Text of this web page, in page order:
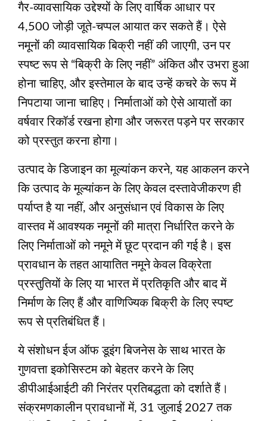
गैर-व्यावसायिक उद्देश्यों के लिए वार्षिक आधार पर
4,500 जोड़ी जूते-चप्पल आयात कर सकते हैं। ऐसे
नमूनों की व्यावसायिक बिक्री नहीं की जाएगी, उन पर
स्पष्ट रूप से “बिक्री के लिए नहीं” अंकित और उभरा हुआ
होना चाहिए, और इस्तेमाल के बाद उन्हें कचरे के रूप में
निपटाया जाना चाहिए। निर्माताओं को ऐसे आयातों का
वर्षवार रिकॉर्ड रखना होगा और जरूरत पड़ने पर सरकार
को प्रस्तुत करना होगा।
उत्पाद के डिजाइन का मूल्यांकन करने, यह आकलन करने
कि उत्पाद के मूल्यांकन के लिए केवल दस्तावेजीकरण ही
पर्याप्त है या नहीं, और अनुसंधान एवं विकास के लिए
वास्तव में आवश्यक नमूनों की मात्रा निर्धारित करने के
लिए निर्माताओं को नमूने में छूट प्रदान की गई है। इस
प्रावधान के तहत आयातित नमूने केवल विक्रेता
प्रस्तुतियों के लिए या भारत में प्रतिकृति और बाद में
निर्माण के लिए हैं और वाणिज्यिक बिक्री के लिए स्पष्ट
रूप से प्रतिबंधित हैं।
ये संशोधन ईज ऑफ डूइंग बिजनेस के साथ भारत के
गुणवत्ता इकोसिस्टम को बेहतर करने के लिए
डीपीआईआईटी की निरंतर प्रतिबद्धता को दर्शाते हैं।
संक्रमणकालीन प्रावधानों में, 31 जुलाई 2027 तक